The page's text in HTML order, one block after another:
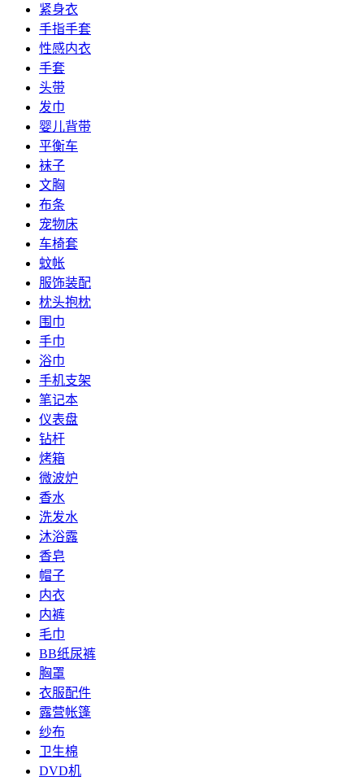
紧身衣
手指手套
性感内衣
手套
头带
发巾
婴儿背带
平衡车
袜子
文胸
布条
宠物床
车椅套
蚊帐
服饰装配
枕头抱枕
围巾
手巾
浴巾
手机支架
笔记本
仪表盘
钻杆
烤箱
微波炉
香水
洗发水
沐浴露
香皂
帽子
内衣
内裤
毛巾
BB纸尿裤
胸罩
衣服配件
露营帐篷
纱布
卫生棉
DVD机